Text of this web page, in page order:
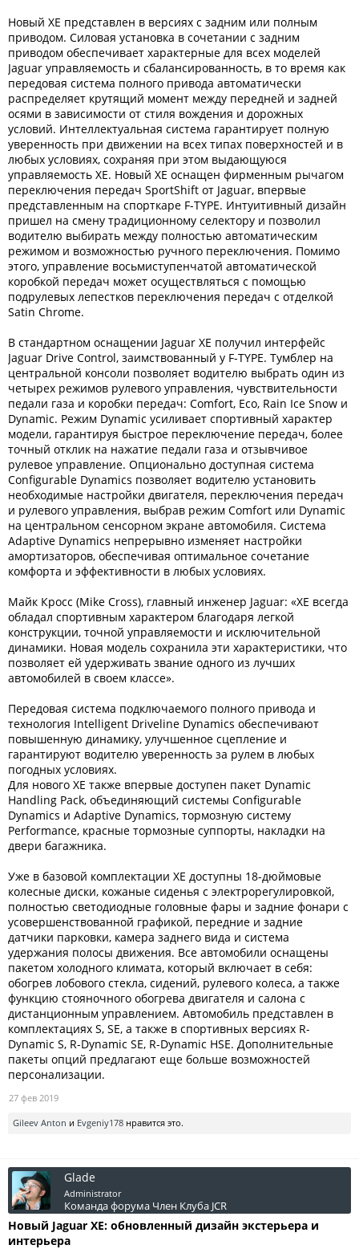
Новый XE представлен в версиях с задним или полным
приводом. Силовая установка в сочетании с задним
приводом обеспечивает характерные для всех моделей
Jaguar управляемость и сбалансированность, в то время как
передовая система полного привода автоматически
распределяет крутящий момент между передней и задней
осями в зависимости от стиля вождения и дорожных
условий. Интеллектуальная система гарантирует полную
уверенность при движении на всех типах поверхностей и в
любых условиях, сохраняя при этом выдающуюся
управляемость XE. Новый XE оснащен фирменным рычагом
переключения передач SportShift от Jaguar, впервые
представленным на спорткаре F-TYPE. Интуитивный дизайн
пришел на смену традиционному селектору и позволил
водителю выбирать между полностью автоматическим
режимом и возможностью ручного переключения. Помимо
этого, управление восьмиступенчатой автоматической
коробкой передач может осуществляться с помощью
подрулевых лепестков переключения передач с отделкой
Satin Chrome.
В стандартном оснащении Jaguar XE получил интерфейс
Jaguar Drive Control, заимствованный у F-TYPE. Тумблер на
центральной консоли позволяет водителю выбрать один из
четырех режимов рулевого управления, чувствительности
педали газа и коробки передач: Comfort, Eco, Rain Ice Snow и
Dynamic. Режим Dynamic усиливает спортивный характер
модели, гарантируя быстрое переключение передач, более
точный отклик на нажатие педали газа и отзывчивое
рулевое управление. Опционально доступная система
Configurable Dynamics позволяет водителю установить
необходимые настройки двигателя, переключения передач
и рулевого управления, выбрав режим Comfort или Dynamic
на центральном сенсорном экране автомобиля. Система
Adaptive Dynamics непрерывно изменяет настройки
амортизаторов, обеспечивая оптимальное сочетание
комфорта и эффективности в любых условиях.
Майк Кросс (Mike Cross), главный инженер Jaguar: «XE всегда
обладал спортивным характером благодаря легкой
конструкции, точной управляемости и исключительной
динамики. Новая модель сохранила эти характеристики, что
позволяет ей удерживать звание одного из лучших
автомобилей в своем классе».
Передовая система подключаемого полного привода и
технология Intelligent Driveline Dynamics обеспечивают
повышенную динамику, улучшенное сцепление и
гарантируют водителю уверенность за рулем в любых
погодных условиях.
Для нового XE также впервые доступен пакет Dynamic
Handling Pack, объединяющий системы Configurable
Dynamics и Adaptive Dynamics, тормозную систему
Performance, красные тормозные суппорты, накладки на
двери багажника.
Уже в базовой комплектации XE доступны 18-дюймовые
колесные диски, кожаные сиденья с электрорегулировкой,
полностью светодиодные головные фары и задние фонари с
усовершенствованной графикой, передние и задние
датчики парковки, камера заднего вида и система
удержания полосы движения. Все автомобили оснащены
пакетом холодного климата, который включает в себя:
обогрев лобового стекла, сидений, рулевого колеса, а также
функцию стояночного обогрева двигателя и салона с
дистанционным управлением. Автомобиль представлен в
комплектациях S, SE, а также в спортивных версиях R-
Dynamic S, R-Dynamic SE, R-Dynamic HSE. Дополнительные
пакеты опций предлагают еще больше возможностей
персонализации.
27 фев 2019
Gileev Anton и Evgeniy178 нравится это.
Glade
Administrator
Команда форума Член Клуба JCR
Новый Jaguar XE: обновленный дизайн экстерьера и
интерьера